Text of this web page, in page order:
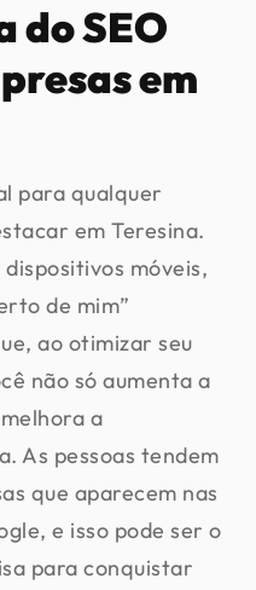
do SEO
em
para qualquer
em Teresina.
móveis,
de mim”
ao otimizar seu
não só aumenta a
a
As pessoas tendem
que aparecem nas
e isso pode ser o
para conquistar